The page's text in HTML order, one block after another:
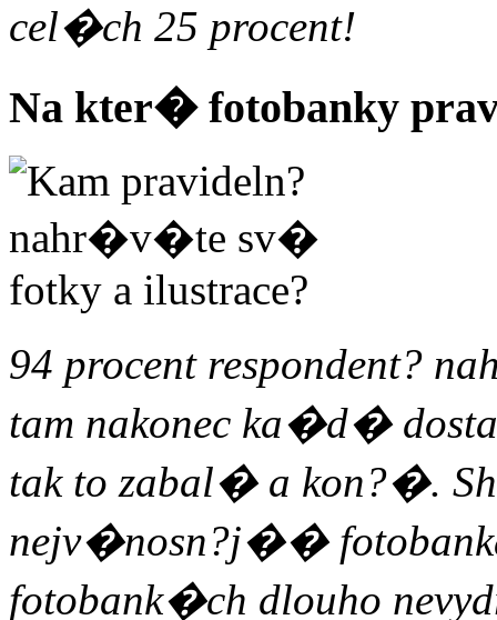
cel�ch 25 procent!
Na kter� fotobanky
94 procent respondent?
tam nakonec ka�d�
tak to zabal� a kon?�.
nejv�nosn?j��
fotobank�ch dlouho